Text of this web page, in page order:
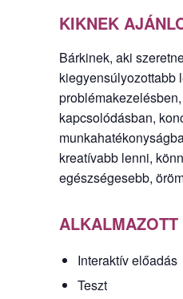
KIKNEK
Bárkinek, aki
kiegyensúlyozottabb
kapcsolódásban,
kreatívabb lenni,
egészségesebb,
Interaktív előadás
Teszt